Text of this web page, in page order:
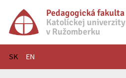
Pedagogická fakulta
Katolíckej univerzity
v Ružomberku
SK EN
Hlavné menu